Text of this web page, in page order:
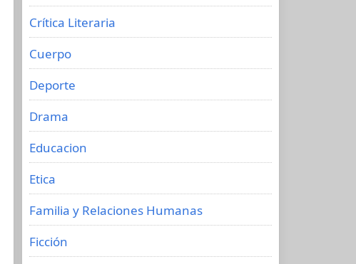
Crítica Literaria
Cuerpo
Deporte
Drama
Educacion
Etica
Familia y Relaciones Humanas
Ficción